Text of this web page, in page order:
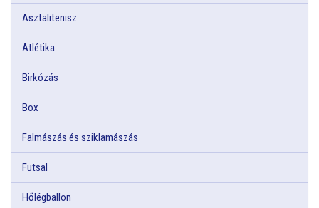
Asztalitenisz
Atlétika
Birkózás
Box
Falmászás és sziklamászás
Futsal
Hőlégballon